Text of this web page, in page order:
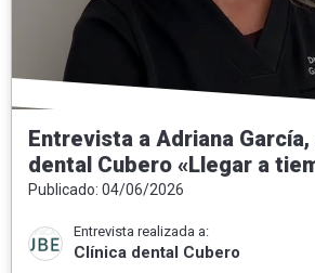
Entrevista a Adriana
dental Cubero «Llegar a
todo»
Publicado: 04/06/2026
Entrevista realizada a:
Clínica dental Cubero